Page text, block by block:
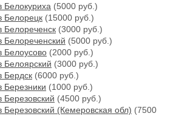
Белокуриха (5000 руб.)
Белорецк (15000 руб.)
Белореченск (3000 руб.)
Белореченский (5000 руб.)
Белоусово (2000 руб.)
Белоярский (3000 руб.)
Бердск (6000 руб.)
Березники (1000 руб.)
Березовский (4500 руб.)
Березовский (Кемеровская обл) (7500